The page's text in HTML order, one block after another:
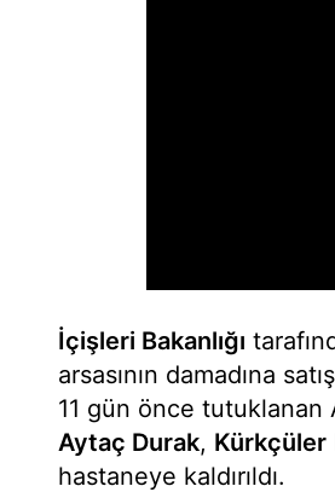
İçişleri Bakanlığı
arsasının damadına
11 gün önce tutuklanan
Aytaç Durak, Kürkçüler
hastaneye kaldırıldı.